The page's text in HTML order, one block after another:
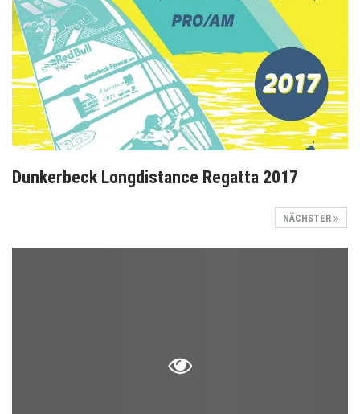
Dunkerbeck Longdistance Regatta 2017
NÄCHSTER